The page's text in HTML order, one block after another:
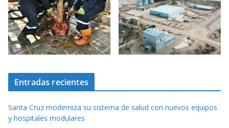
Entradas recientes
Santa Cruz moderniza su sistema de salud con nuevos equipos
y hospitales modulares